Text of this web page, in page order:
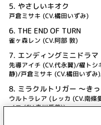
5. やさしいキオク
戸倉ミサキ (CV.橘田いずみ)
6. THE END OF TURN
雀ヶ森レン (CV.阿部 敦)
7. エンディングミニドラマ
先導アイチ (CV.代永翼)/櫂ト
静)/戸倉ミサキ (CV.橘田いず
8. ミラクルトリガー ～き
ウルトラレア (レッカ (CV.南條
イコ (CV.寺川愛美))